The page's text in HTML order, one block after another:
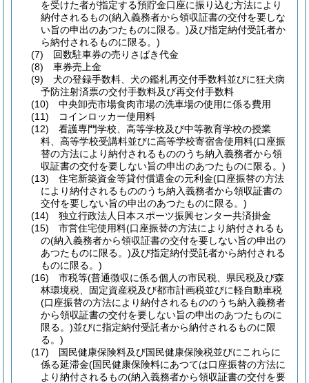
を受けた者が指定する預貯金口座に振り込む方法により
納付されるもの(納入義務者から領収証書の交付を要しな
い旨の申出のあつたものに限る。)及び指定納付受託者か
ら納付されるものに限る。)
(7)
回数駐車券の売りさばき代金
(8)
車券売上金
(9)
犬の登録手数料、犬の鑑札再交付手数料並びに狂犬病
予防注射済票の交付手数料及び再交付手数料
(10)
中央卸売市場食肉市場の洗車場の使用に係る費用
(11)
コインロッカー使用料
(12)
看護専門学校、高等学校及び中等教育学校の授業
料、高等学校受講料並びに高等学校寄宿舎使用料(口座振
替の方法により納付されるもののうち納入義務者から領
収証書の交付を要しない旨の申出のあつたものに限る。)
(13)
住宅新築資金等貸付償還金の元利金(口座振替の方法
により納付されるもののうち納入義務者から領収証書の
交付を要しない旨の申出のあつたものに限る。)
(14)
独立行政法人日本スポーツ振興センター共済掛金
(15)
市営住宅使用料(口座振替の方法により納付されるも
の(納入義務者から領収証書の交付を要しない旨の申出の
あつたものに限る。)及び指定納付受託者から納付される
ものに限る。)
(16)
市税等(普通徴収に係る個人の市民税、県民税及び森
林環境税、固定資産税及び都市計画税並びに軽自動車税
(口座振替の方法により納付されるもののうち納入義務者
から領収証書の交付を要しない旨の申出のあつたものに
限る。)並びに指定納付受託者から納付されるものに限
る。)
(17)
国民健康保険料及び国民健康保険税並びにこれらに
係る延滞金(国民健康保険料にあつては口座振替の方法に
より納付されるもの(納入義務者から領収証書の交付を要